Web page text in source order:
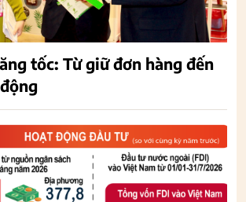
tốc: Từ giữ đơn hàng đến